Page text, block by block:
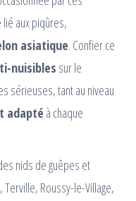
lié aux piqûres,
asiatique. Confier ce
nuisibles sur le
sérieuses, tant au niveau
adapté à chaque
nids de guêpes et
Terville, Roussy-le-Village,